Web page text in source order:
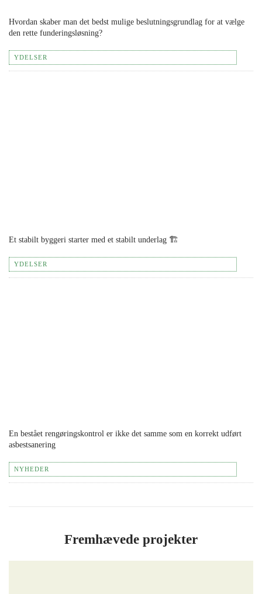
Hvordan skaber man det bedst mulige beslutningsgrundlag for at vælge
den rette funderingsløsning?
YDELSER
Et stabilt byggeri starter med et stabilt underlag 🏗️
YDELSER
En bestået rengøringskontrol er ikke det samme som en korrekt udført
asbestsanering
NYHEDER
Fremhævede projekter